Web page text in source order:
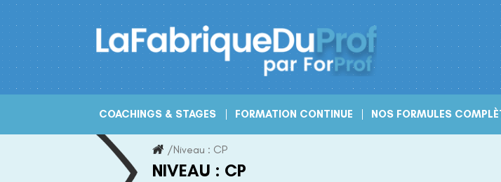
Skip
to
COACHINGS & STAGES FORMATION CONTINUE NOS FORMULES
/Niveau : CP
NIVEAU : CP